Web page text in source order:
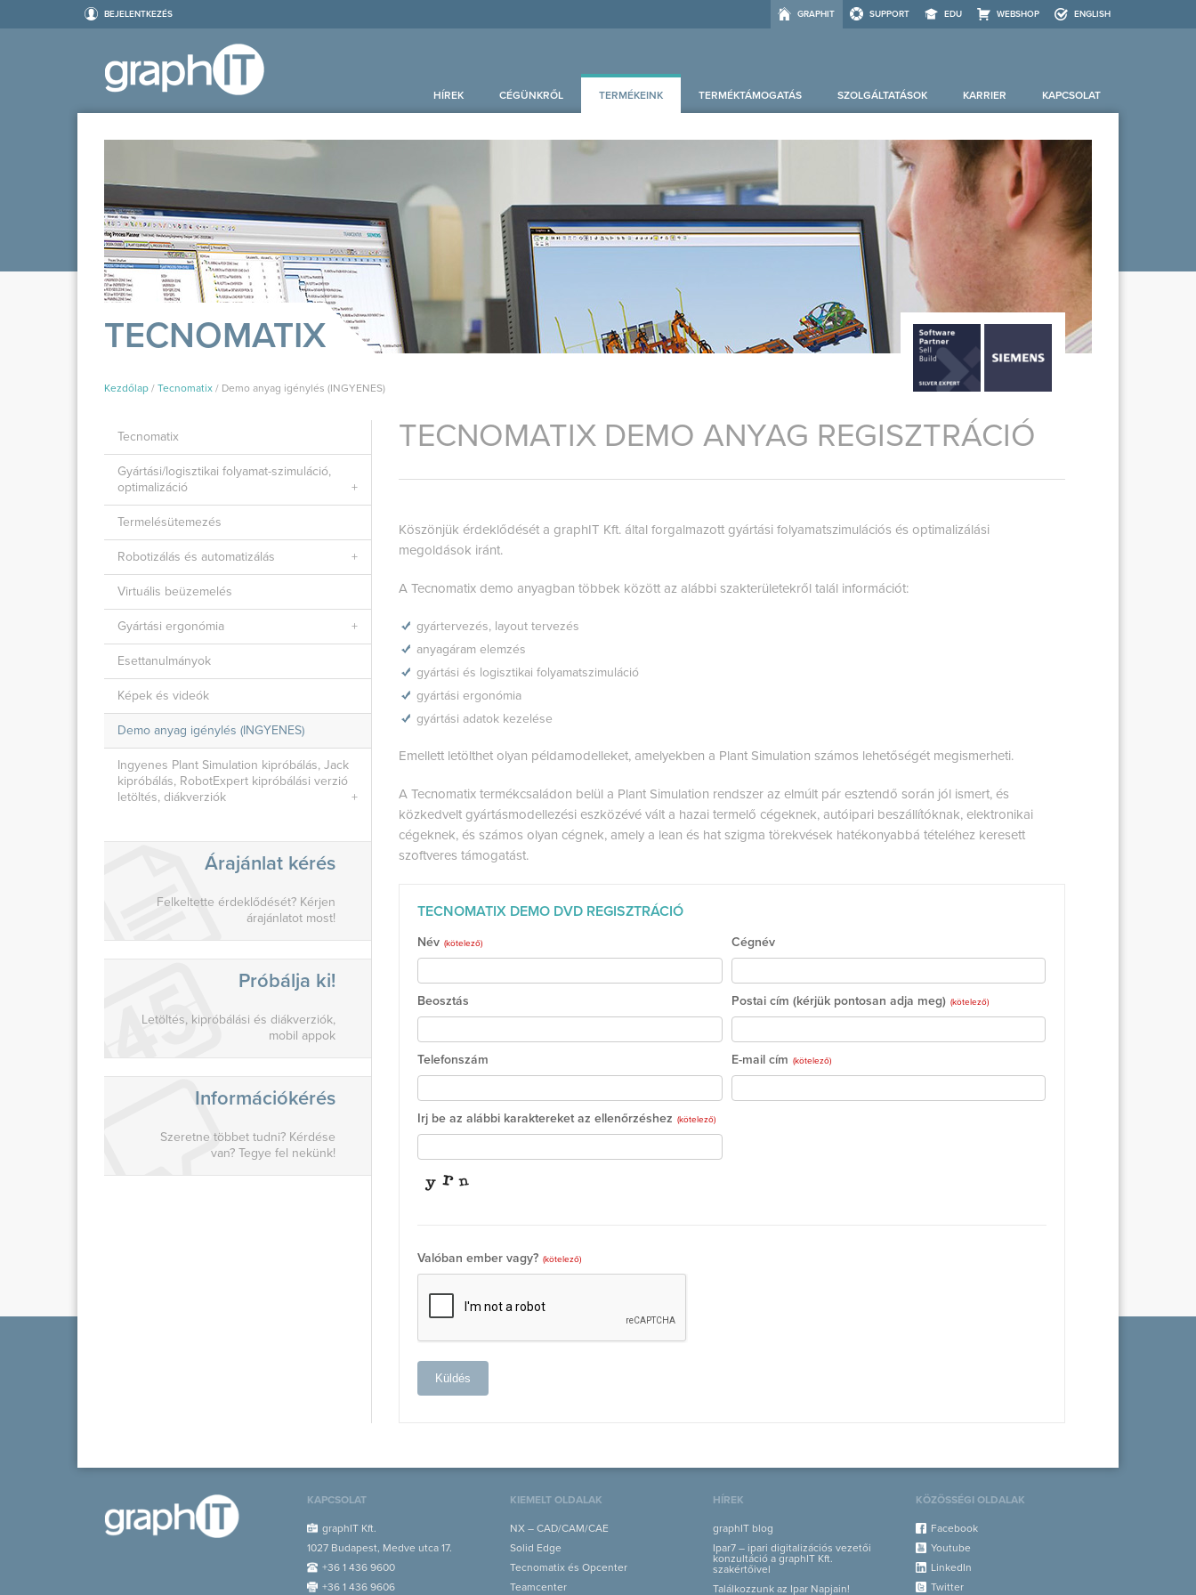
BEJELENTKEZÉS GRAPHIT SUPPORT EDU WEBSHOP ENGLISH
HÍREK CÉGÜNKRŐL TERMÉKEINK TERMÉKTÁMOGATÁS SZOLGÁLTATÁSOK KARRIER KAPCSOLAT
TECNOMATIX
Kezdőlap / Tecnomatix / Demo anyag igénylés (INGYENES)
Tecnomatix
Gyártási/logisztikai folyamat-szimuláció,
optimalizáció
Termelésütemezés
Robotizálás és automatizálás
Virtuális beüzemelés
Gyártási ergonómia
Esettanulmányok
Képek és videók
Demo anyag igénylés (INGYENES)
Ingyenes Plant Simulation kipróbálás, Jack
kipróbálás, RobotExpert kipróbálási verzió
letöltés, diákverziók
Árajánlat kérés
Felkeltette érdeklődését? Kérjen
árajánlatot most!
Próbálja ki!
Letöltés, kipróbálási és diákverziók,
mobil appok
Információkérés
Szeretne többet tudni? Kérdése
van? Tegye fel nekünk!
TECNOMATIX DEMO ANYAG REGISZTRÁCIÓ
Köszönjük érdeklődését a graphIT Kft. által forgalmazott gyártási folyamatszimulációs és optimalizálási
megoldások iránt.
A Tecnomatix demo anyagban többek között az alábbi szakterületekről talál információt:
gyártervezés, layout tervezés
anyagáram elemzés
gyártási és logisztikai folyamatszimuláció
gyártási ergonómia
gyártási adatok kezelése
Emellett letölthet olyan példamodelleket, amelyekben a Plant Simulation számos lehetőségét megismerheti.
A Tecnomatix termékcsaládon belül a Plant Simulation rendszer az elmúlt pár esztendő során jól ismert, és
közkedvelt gyártásmodellezési eszközévé vált a hazai termelő cégeknek, autóipari beszállítóknak, elektronikai
cégeknek, és számos olyan cégnek, amely a lean és hat szigma törekvések hatékonyabbá tételéhez keresett
szoftveres támogatást.
TECNOMATIX DEMO DVD REGISZTRÁCIÓ
Név (kötelező) Cégnév
Beosztás Postai cím (kérjük pontosan adja meg) (kötelező)
Telefonszám E-mail cím (kötelező)
Írj be az alábbi karaktereket az ellenőrzéshez (kötelező)
Valóban ember vagy? (kötelező)
Küldés
KAPCSOLAT
graphIT Kft.
1027 Budapest, Medve utca 17.
+36 1 436 9600
+36 1 436 9606
KIEMELT OLDALAK
NX – CAD/CAM/CAE
Solid Edge
Tecnomatix és Opcenter
Teamcenter
HÍREK
graphIT blog
Ipar7 – ipari digitalizációs vezetői
konzultáció a graphIT Kft.
szakértőivel
Találkozzunk az Ipar Napjain!
KÖZÖSSÉGI OLDALAK
Facebook
Youtube
LinkedIn
Twitter